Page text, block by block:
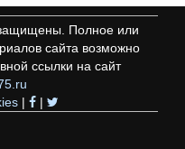
защищены. Полное или
сайта возможно
ссылки на сайт
| |